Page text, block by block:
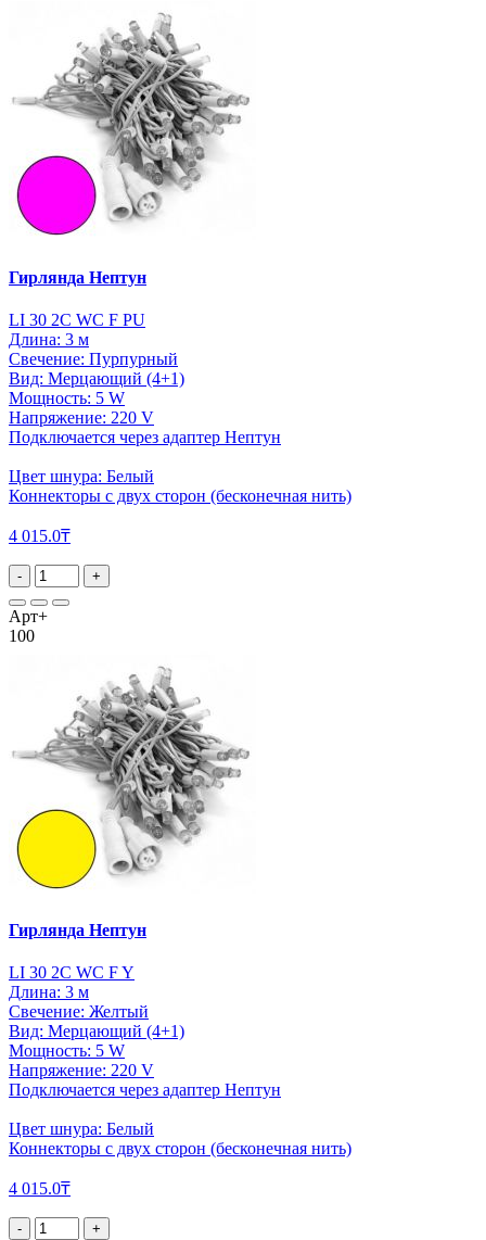
Гирлянда Нептун
LI 30 2C WC F PU
Длина: 3 м
Свечение: Пурпурный
Вид: Мерцающий (4+1)
Мощность: 5 W
Напряжение: 220 V
Подключается через адаптер Нептун
Цвет шнура: Белый
Коннекторы с двух сторон (бесконечная нить)
4 015.0₸
- +
Арт+
100
Гирлянда Нептун
LI 30 2C WC F Y
Длина: 3 м
Свечение: Желтый
Вид: Мерцающий (4+1)
Мощность: 5 W
Напряжение: 220 V
Подключается через адаптер Нептун
Цвет шнура: Белый
Коннекторы с двух сторон (бесконечная нить)
4 015.0₸
- +